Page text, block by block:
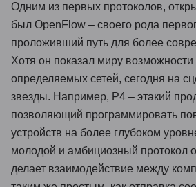
Одним из первых протоколов,
был OpenFlow – своего рода
проложивший путь для более
Хотя он показал миру
определяемых сетей, сегодня на
звезды. Например, P4 – этакий
позволяющий программировать
устройств на более глубоком
молодой и амбициозный протокол
делает взаимодействие между